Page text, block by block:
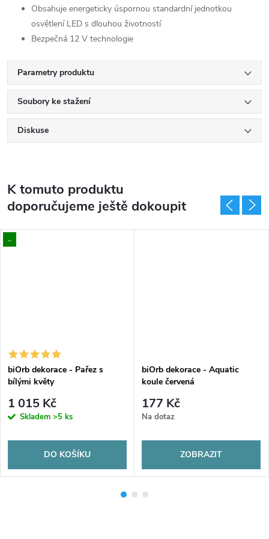
Obsahuje energeticky úspornou standardní jednotkou
osvětlení LED s dlouhou životností
Bezpečná 12 V technologie
Parametry produktu
Soubory ke stažení
Diskuse
K tomuto produktu
doporučujeme ještě dokoupit
..
biOrb dekorace - Pařez s
bílými květy
1 015 Kč
Skladem >5 ks
DO KOŠÍKU
biOrb dekorace - Aquatic
koule červená
177 Kč
Na dotaz
ZOBRAZIT